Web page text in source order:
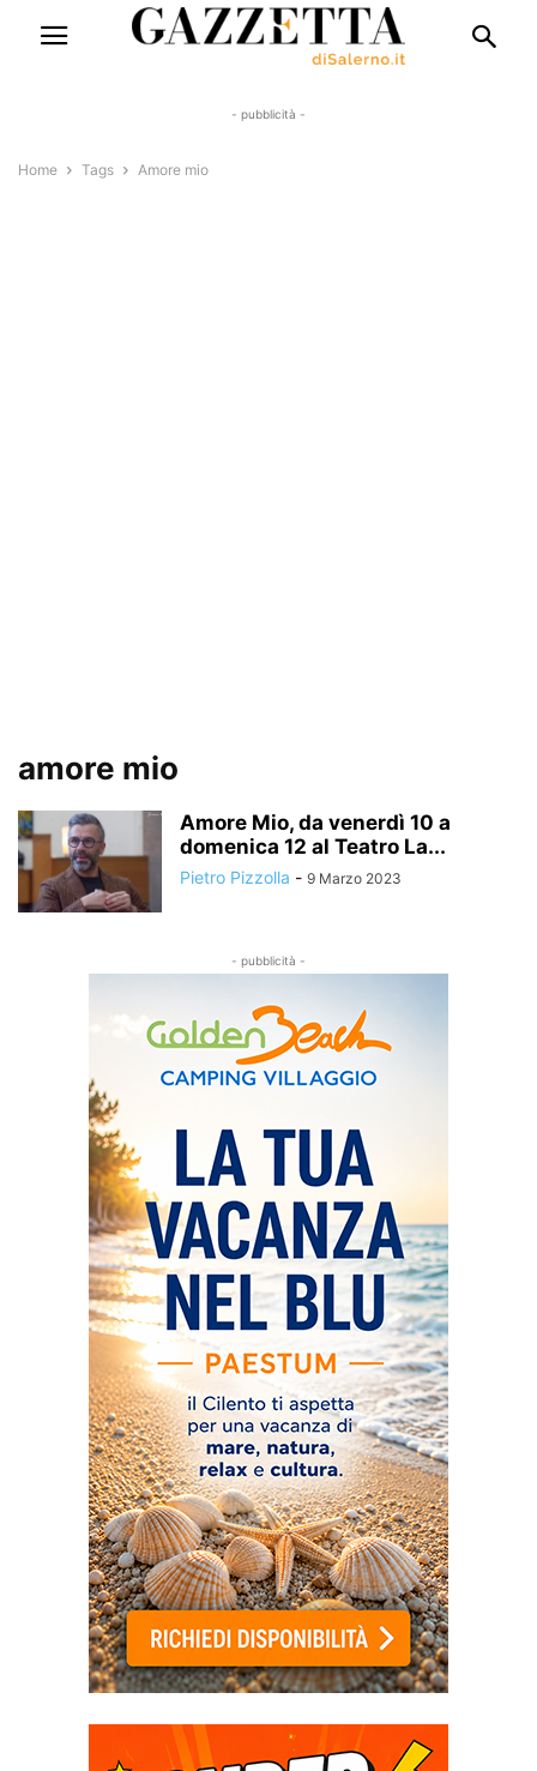
- pubblicità -
Home Tags Amore mio
amore mio
Amore Mio, da venerdì 10 a
domenica 12 al Teatro La...
Pietro Pizzolla - 9 Marzo 2023
- pubblicità -